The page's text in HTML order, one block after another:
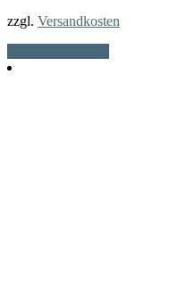
zzgl. Versandkosten